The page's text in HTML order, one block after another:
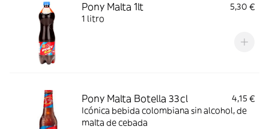
Pony Malta 1lt
5,30 €
1 litro
Pony Malta Botella 33cl
4,15 €
Icónica bebida colombiana sin alcohol, de
malta de cebada